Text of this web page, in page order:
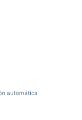
automática